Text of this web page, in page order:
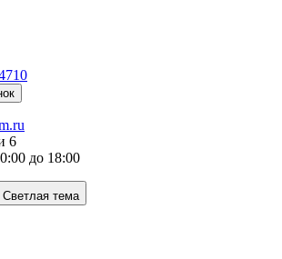
6
до 18:00
Светлая тема